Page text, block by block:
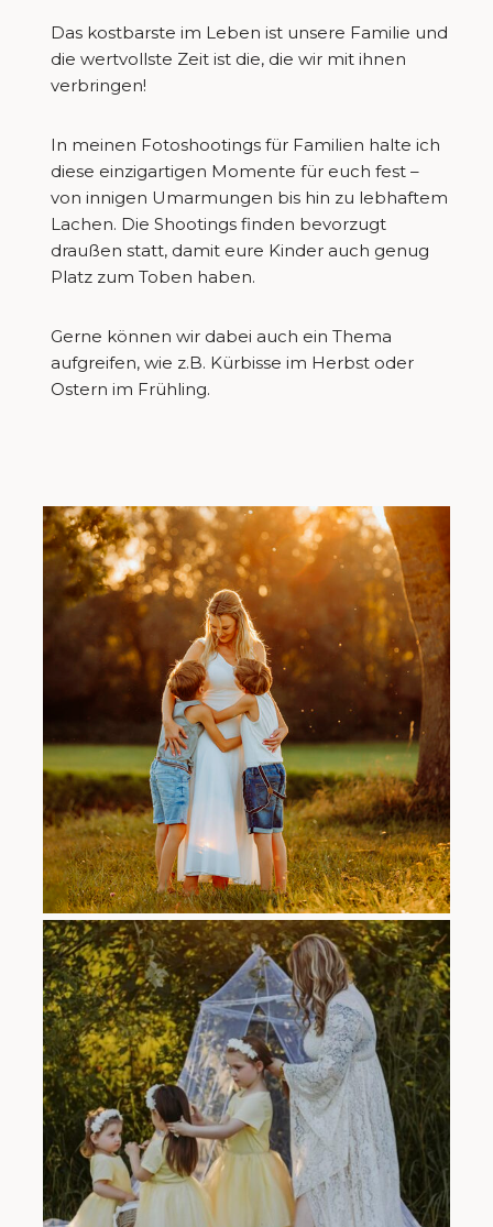
Das kostbarste im Leben ist unsere Familie und
die wertvollste Zeit ist die, die wir mit ihnen
verbringen!
In meinen Fotoshootings für Familien halte ich
diese einzigartigen Momente für euch fest –
von innigen Umarmungen bis hin zu lebhaftem
Lachen. Die Shootings finden bevorzugt
draußen statt, damit eure Kinder auch genug
Platz zum Toben haben.
Gerne können wir dabei auch ein Thema
aufgreifen, wie z.B. Kürbisse im Herbst oder
Ostern im Frühling.